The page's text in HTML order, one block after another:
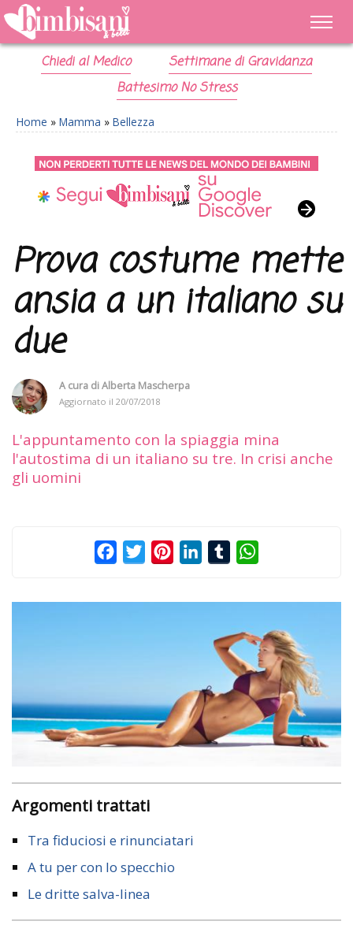
Chiedi al Medico
Settimane di Gravidanza
Battesimo No Stress
Home » Mamma » Bellezza
Prova costume mette
ansia a un italiano su
due
A cura diAlberta Mascherpa
Aggiornato il 20/07/2018
L'appuntamento con la spiaggia mina
l'autostima di un italiano su tre. In crisi anche
gli uomini
FacebookTwitterPinterestLinkedInTumblr
Argomenti trattati
Tra fiduciosi e rinunciatari
A tu per con lo specchio
Le dritte salva-linea